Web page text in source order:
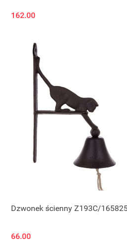
162.00
Dzwonek ścienny Z193C/
66.00